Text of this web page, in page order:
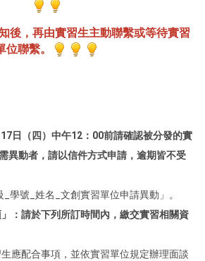
後，再由實習生主動聯繫或等待實習
位聯繫。
日（四）中午12：00前請確認被分發的實
異動者，請以信件方式申請，逾期皆不受
_學號_姓名_文創實習單位申請異動」。
：請於下列所訂時間內，繳交實習相關資
應配合事項，並依實習單位規定辦理面談